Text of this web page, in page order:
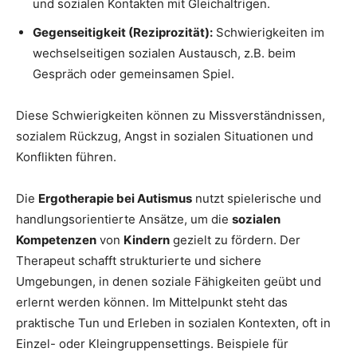
und sozialen Kontakten mit Gleichaltrigen.
Gegenseitigkeit (Reziprozität): Schwierigkeiten im
wechselseitigen sozialen Austausch, z.B. beim
Gespräch oder gemeinsamen Spiel.
Diese Schwierigkeiten können zu Missverständnissen,
sozialem Rückzug, Angst in sozialen Situationen und
Konflikten führen.
Die Ergotherapie bei Autismus nutzt spielerische und
handlungsorientierte Ansätze, um die sozialen
Kompetenzen von Kindern gezielt zu fördern. Der
Therapeut schafft strukturierte und sichere
Umgebungen, in denen soziale Fähigkeiten geübt und
erlernt werden können. Im Mittelpunkt steht das
praktische Tun und Erleben in sozialen Kontexten, oft in
Einzel- oder Kleingruppensettings. Beispiele für